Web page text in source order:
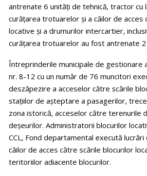
antrenate 6 unităţi de tehnică, tractor cu
curăţarea trotuarelor şi a căilor de acces
locative şi a drumurilor intercartier,
curăţarea trotuarelor au fost antrenate 2
Întreprinderile municipale de gestionare
nr. 8-12 cu un număr de 76 muncitori
deszăpezire a acceselor către scările
staţiilor de aşteptare a pasagerilor,
zona istorică, acceselor către terenurile
deşeurilor. Administratorii blocurilor
CCL, Fond departamental execută
căilor de acces către scările blocurilor
teritoriilor adiacente blocurilor.